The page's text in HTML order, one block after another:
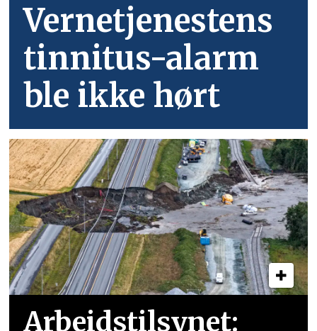
Vernetjenestens
tinnitus-alarm
ble ikke hørt
Arbeidstilsynet: